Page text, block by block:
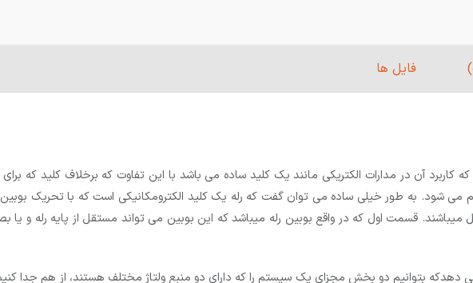
فایل ها
کاربرد آن در مدارات الکتریکی مانند یک کلید ساده می باشد با این تفاوت که برخلاف کلید که
می شود. به طور خیلی ساده می ­توان گفت که رله یک کلید الکترومکانیکی است که با تحریک
می­باشند. قسمت اول که در واقع بوبین رله می­باشد که این بوبین می تواند مستقل از پایه رله و